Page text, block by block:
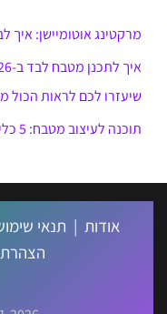
מרקטינג אוטומיישן: איך
שיעזרו לכם לראות הכול
תוכנה לעיצוב מטבח: 5 כלים מומלצים לתכנון והדמיה ב-2026
אודות | תנאי
הצהרת